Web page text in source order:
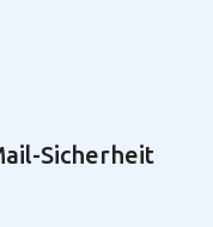
Sicherheit